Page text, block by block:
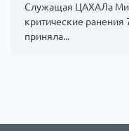
Служащая ЦАХАЛа
критические ранения
приняла...